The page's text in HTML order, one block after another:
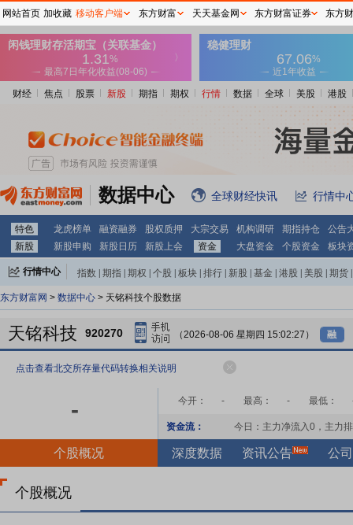
财经 焦点 股票 新股 期指 期权 行情 数据 全球 美股 港股
数据中心 全球财经快讯 行情中
特色 龙虎榜单 融资融券 股权质押 大宗交易 机构调研 期指持仓
公告
新股
新股申购 新股日历 新股上会 资金 大盘资金 个股资金 板块
行情中心 指数 期指 期权 个股 板块 排行 新股 基金 港股 美股 期货
东方财富网 > 数据中心 > 天铭科技个股数据
天铭科技 920270 （2026-08-06 星期四 15:02:27） 融
点击查看北交所存量代码转换相关说明
- 今开： - 最高： - 最低：
资金流： 今日：主力净流入0 ，主力
个股概况 深度数据 资讯公告 公
个股概况
网站首页 加收藏 移动客户端 东方财富 天天基金网 东方财富证券 东方